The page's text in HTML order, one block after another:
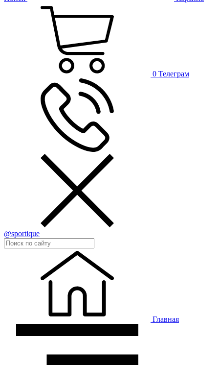
0 Телеграм
@sportique
Главная